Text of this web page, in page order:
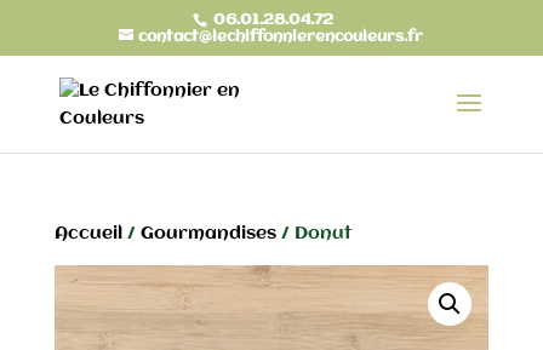
06.01.28.04.72
contact@lechiffonnierencouleurs.fr
Accueil/ Gourmandises/ Donut